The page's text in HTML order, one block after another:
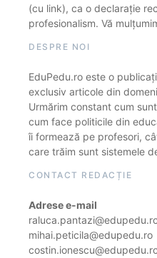
(cu link), ca o declarație
profesionalism. Vă
DESPRE NOI
EduPedu.ro este o
exclusiv articole din
Urmărim constant cum
cum face politicile din
îi formează pe profesori,
care trăim sunt sistemele
CONTACT REDACȚIE
Adrese e-mail
mihai.peticila@edupedu.ro